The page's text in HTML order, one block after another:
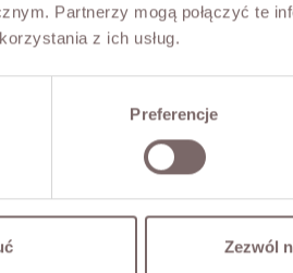
Partnerzy mogą połączyć te
z ich usług.
Preferencje
Zezwól